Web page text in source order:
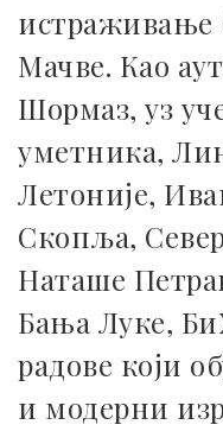
истраживање
Мачве. Као
Шормаз, уз
уметника,
Летоније,
Скопља,
Наташе
Бања Луке,
радове који
и модерни